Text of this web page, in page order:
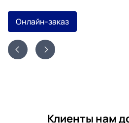
Онлайн-заказ
Клиенты нам